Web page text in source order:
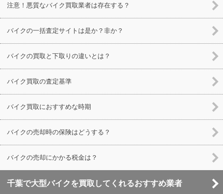
注意！悪質なバイク買取業者は存在する？
バイクの一括査定サイトは是か？非か？
バイクの買取と下取りの違いとは？
バイク買取の査定基準
バイク買取におすすめな時期
バイクの売却時の保険はどうする？
バイクの売却にかかる税金は？
千葉で大型バイクを買取してくれるおすすめ業者